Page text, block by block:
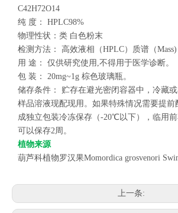
C42H72O14
纯 度：
HPLC98%
物理性状：类 白色粉末
检测方法：
高效液相（HPLC）质谱（Mass)
用 途： 仅供研究使用 ,不得用于医学诊断。
包 装： 20mg~1g 棕色玻璃瓶。
储存条件：
贮存在避光密闭容器中，冷藏或
样品溶液现配现用。如果特殊情况需要提前
成独立包装冷冻保存（-20℃以下），临用
可以保存2周。
植物来源
葫芦科植物罗汉果Momordica grosvenori
上一条: